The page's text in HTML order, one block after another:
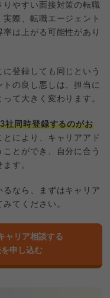
やすい面接対策の転職
際、転職エージェント
は上がる可能性があり
登録しても同じという
の良し悪しは、担当に
て大きく変わります。
社同時登録するのがお
により、キャリアアド
とができ、自分に合う
す。
なら、まずはキャリア
てください。
ャリア相談する
申し込む